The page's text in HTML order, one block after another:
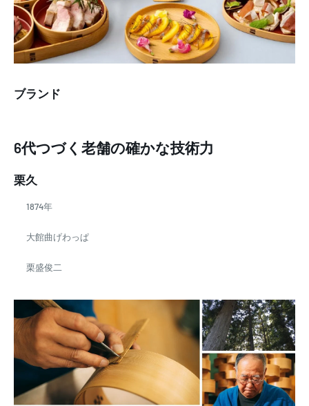
ブランド
6代つづく老舗の確かな技術力
栗久
1874年
大館曲げわっぱ
栗盛俊二